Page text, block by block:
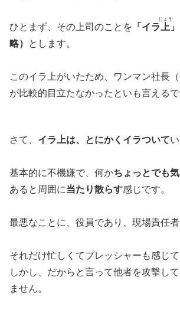
ひとまず、その上司のことを 「イラ 上
じょう
略）
とします。
このイラ上がいたため、ワンマン社長（
が比較的目立たなかったといも言えるで
さて、 イラ上は、とにかくイラついて
基本的に不機嫌で、何かちょっとでも
あると周囲に当たり散らす感じです。
最悪なことに、役員であり、現場責任者
それだけ忙しくてプレッシャーも感じて
しかし、だからと言って他者を攻撃し
ません。